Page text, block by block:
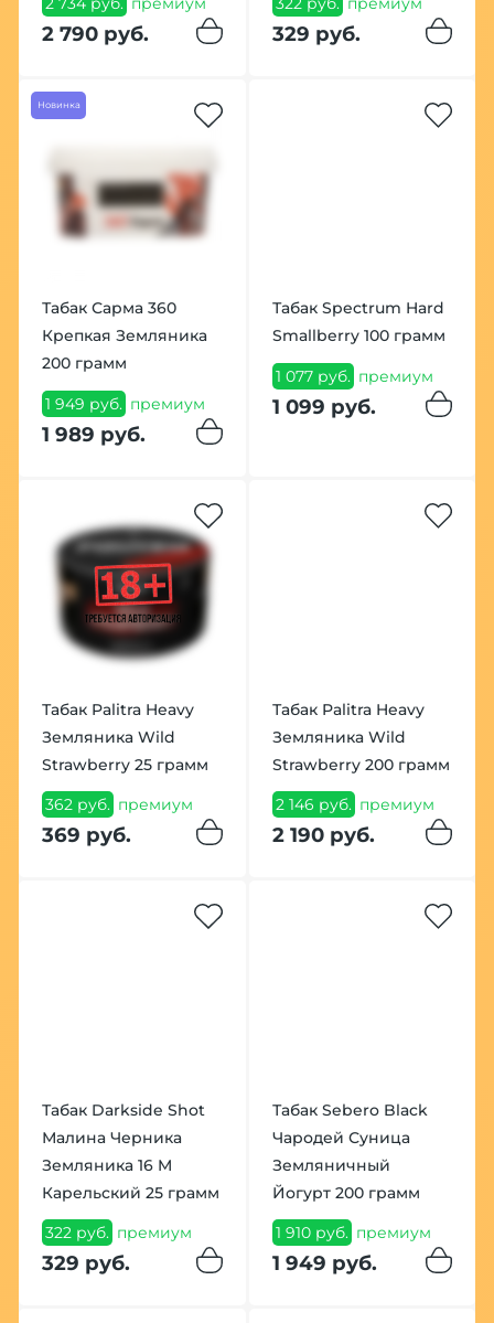
2 790 руб. 329 руб.
Новинка
Табак Сарма 360
Крепкая Земляника
200 грамм
1 949 руб. премиум
1 989 руб.
Табак Spectrum Hard
Smallberry 100 грамм
1 077 руб. премиум
1 099 руб.
Табак Palitra Heavy
Земляника Wild
Strawberry 25 грамм
362 руб. премиум
369 руб.
Табак Palitra Heavy
Земляника Wild
Strawberry 200 грамм
2 146 руб. премиум
2 190 руб.
Табак Darkside Shot
Малина Черника
Земляника 16 M
Карельский 25 грамм
322 руб. премиум
329 руб.
Табак Sebero Black
Чародей Суница
Земляничный
Йогурт 200 грамм
1 910 руб. премиум
1 949 руб.